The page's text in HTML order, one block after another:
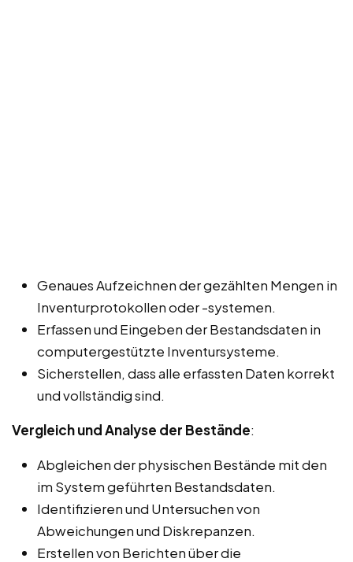
Genaues Aufzeichnen der gezählten Mengen in
Inventurprotokollen oder -systemen.
Erfassen und Eingeben der Bestandsdaten in
computergestützte Inventursysteme.
Sicherstellen, dass alle erfassten Daten korrekt
und vollständig sind.
Vergleich und Analyse der Bestände:
Abgleichen der physischen Bestände mit den
im System geführten Bestandsdaten.
Identifizieren und Untersuchen von
Abweichungen und Diskrepanzen.
Erstellen von Berichten über die